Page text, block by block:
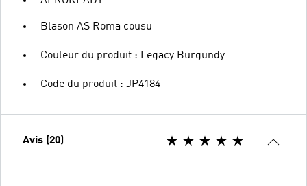
Blason AS Roma cousu
Couleur du produit : Legacy Burgundy
Code du produit : JP4184
Avis (20)